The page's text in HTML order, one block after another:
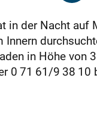
in der Nacht
in Höhe
0 71 61/9 38